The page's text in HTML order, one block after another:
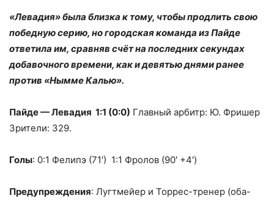
«Левадия» была близка к тому, чтобы продлить свою
победную серию, но городская команда из Пайде
ответила им, сравняв счёт на последних секундах
добавочного времени, как и девятью днями ранее
против «Нымме Калью».
Пайде — Левадия 1:1 (0:0) Главный арбитр: Ю. Фришер
Зрители: 329.
Голы: 0:1 Фелипэ (71′) 1:1 Фролов (90′ +4′)
Предупреждения: Лугтмейер и Торрес-тренер (оба-